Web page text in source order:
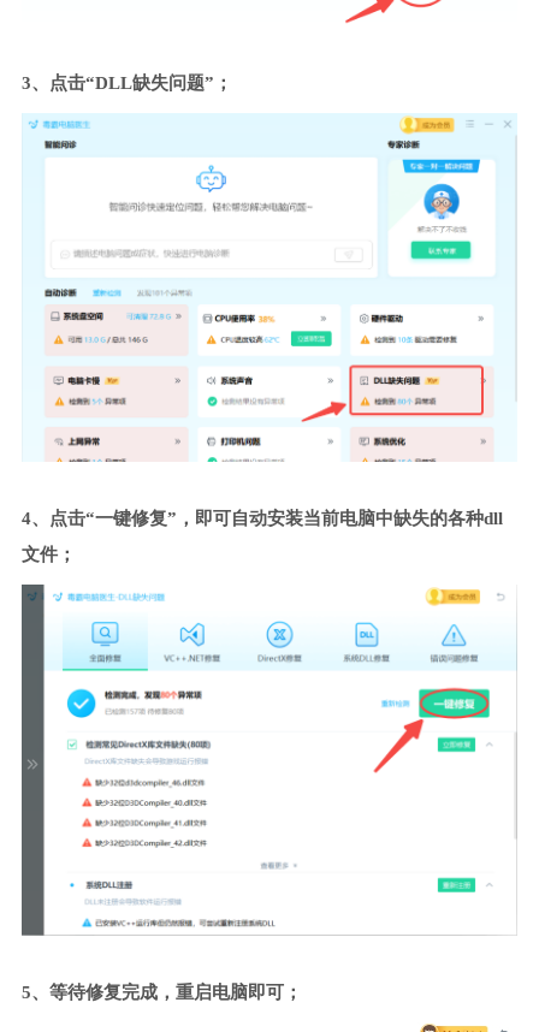
3、点击“DLL缺失问题”；
4、点击“一键修复”，即可自动安装当前电脑中缺失的各种dll
文件；
5、等待修复完成，重启电脑即可；